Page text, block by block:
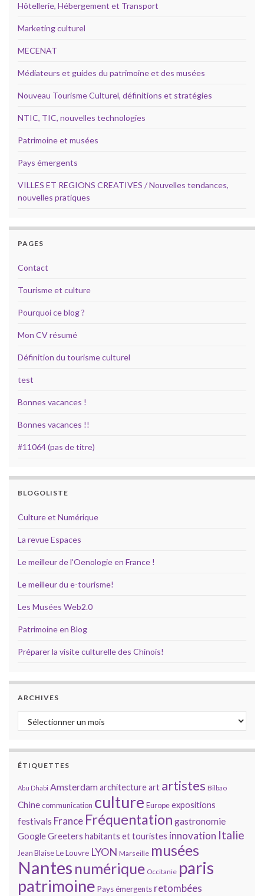
Hôtellerie, Hébergement et Transport
Marketing culturel
MECENAT
Médiateurs et guides du patrimoine et des musées
Nouveau Tourisme Culturel, définitions et stratégies
NTIC, TIC, nouvelles technologies
Patrimoine et musées
Pays émergents
VILLES ET REGIONS CREATIVES / Nouvelles tendances,
nouvelles pratiques
PAGES
Contact
Tourisme et culture
Pourquoi ce blog ?
Mon CV résumé
Définition du tourisme culturel
test
Bonnes vacances !
Bonnes vacances !!
#11064 (pas de titre)
BLOGOLISTE
Culture et Numérique
La revue Espaces
Le meilleur de l'Oenologie en France !
Le meilleur du e-tourisme!
Les Musées Web2.0
Patrimoine en Blog
Préparer la visite culturelle des Chinois!
ARCHIVES
Archives
ÉTIQUETTES
Abu Dhabi Amsterdamarchitectureart artistes Bilbao
Chinecommunication culture Europeexpositions
festivals France Fréquentation gastronomie
GoogleGreeters habitants et touristes innovation Italie
Jean BlaiseLe Louvre LYON Marseille musées
Nantes numérique Occitanie paris
patrimoine Pays émergents retombées